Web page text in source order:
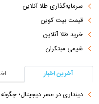
سرمایه‌گذاری طلا آنلاین
قیمت بیت کوین
خرید طلا آنلاین
شیمی مبتکران
آخرین اخبار
دینداری در عصر دیجیتال؛